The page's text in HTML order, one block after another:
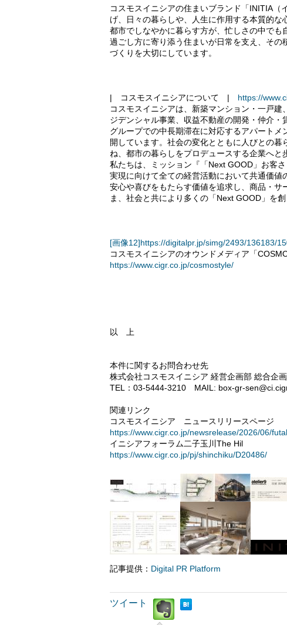
コスモスイニシアの住まいブランド「INITIA（
げ、日々の暮らしや、人生に作用する本質的な
都市でしなやかに暮らす方が、忙しさの中で
過ごし方に寄り添う住まいが日常を支え、そ
づくりを大切にしています。
| コスモスイニシアについて | https://
コスモスイニシアは、新築マンション・一戸
ジデンシャル事業、収益不動産の開発・仲介・
グループでの中長期滞在に対応するアパート
開しています。社会の変化とともに人びとの
ね、都市の暮らしをプロデュースする企業へと
私たちは、ミッション『「Next GOOD」お客
実現に向けて全ての経営活動において共通価
安心や喜びをもたらす価値を追求し、商品・
ま、社会と共により多くの「Next GOOD」を
[画像12]https://digitalpr.jp/simg/2493/136183/
コスモスイニシアのオウンドメディア「
https://www.cigr.co.jp/cosmostyle/
以 上
本件に関するお問合わせ先
株式会社コスモスイニシア 経営企画部 総合企
TEL：03-5444-3210 MAIL: box-gr-
関連リンク
コスモスイニシア ニュースリリースページ
https://www.cigr.co.jp/newsrelease/2026/06/
イニシアフォーラム二子玉川The Hil
https://www.cigr.co.jp/pj/shinchiku/D20486/
記事提供： Digital PR Platform
ツイート